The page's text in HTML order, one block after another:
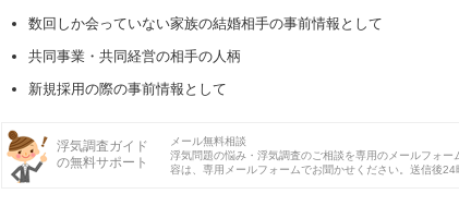
数回しか会っていない家族の結婚相手の事前情報として
共同事業・共同経営の相手の人柄
新規採用の際の事前情報として
浮気調査ガイド
の無料サポート
メール無料相談
浮気問題の悩み・浮気調査のご相談を専用のメールフォ
容は、専用メールフォームでお聞かせください。送信後24